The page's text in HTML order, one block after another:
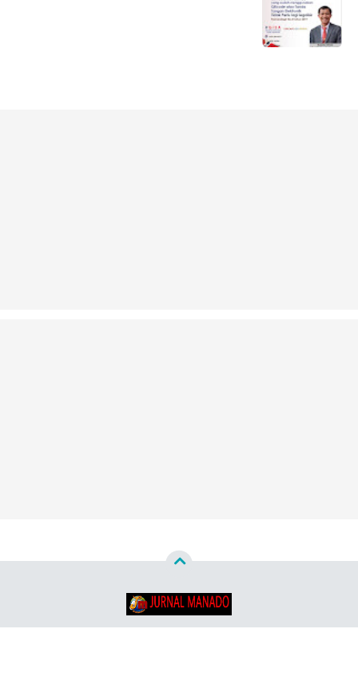
Copyright ©2026Jurnal Manado - Santun & Terpercaya™